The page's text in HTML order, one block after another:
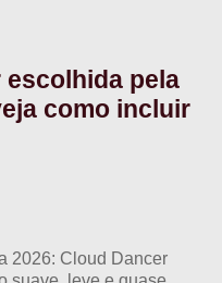
escolhida pela
como incluir
2026: Cloud Dancer